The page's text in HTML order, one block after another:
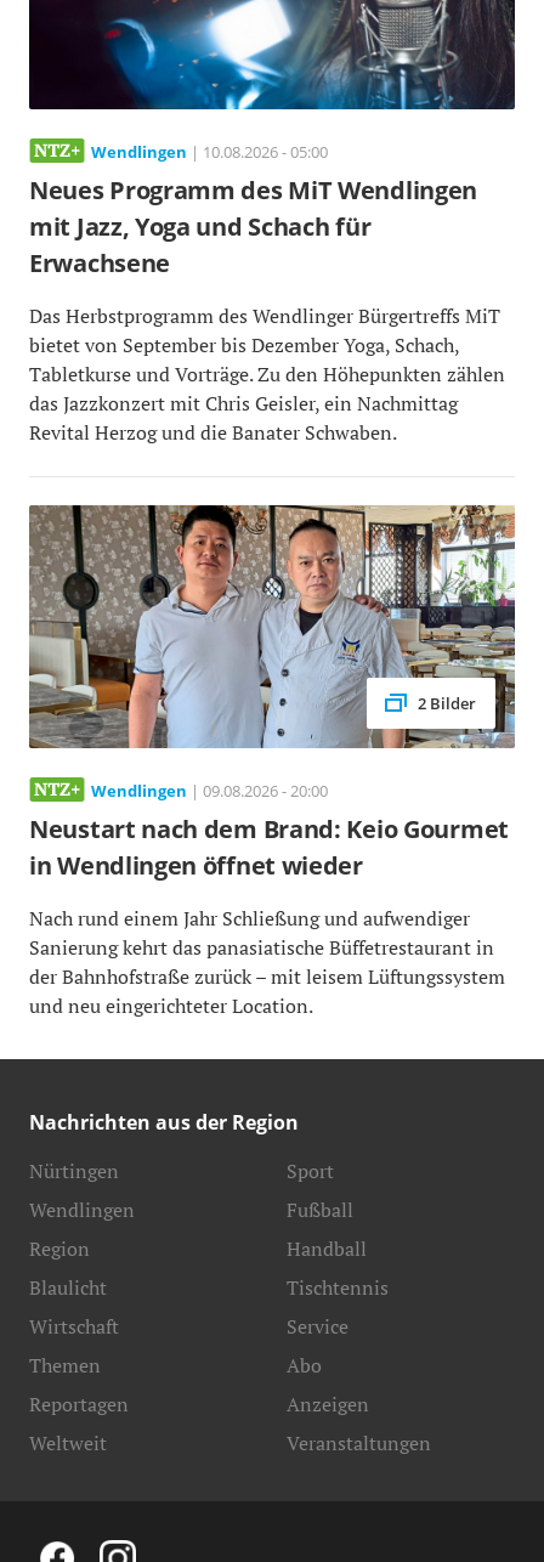
Wendlingen | 10.08.2026 - 05:00
Neues Programm des MiT Wendlingen
mit Jazz, Yoga und Schach für
Erwachsene
Das Herbstprogramm des Wendlinger Bürgertreffs MiT
bietet von September bis Dezember Yoga, Schach,
Tabletkurse und Vorträge. Zu den Höhepunkten zählen
das Jazzkonzert mit Chris Geisler, ein Nachmittag
Revital Herzog und die Banater Schwaben.
2 Bilder
Wendlingen | 09.08.2026 - 20:00
Neustart nach dem Brand: Keio Gourmet
in Wendlingen öffnet wieder
Nach rund einem Jahr Schließung und aufwendiger
Sanierung kehrt das panasiatische Büffetrestaurant in
der Bahnhofstraße zurück – mit leisem Lüftungssystem
und neu eingerichteter Location.
Nachrichten aus der Region
Nürtingen
Wendlingen
Region
Blaulicht
Sport
Fußball
Handball
Tischtennis
Wirtschaft
Themen
Reportagen
Weltweit
Service
Abo
Anzeigen
Veranstaltungen